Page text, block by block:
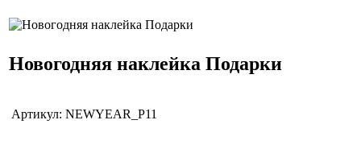
Новогодняя наклейка Подарки
Артикул: NEWYEAR_P11